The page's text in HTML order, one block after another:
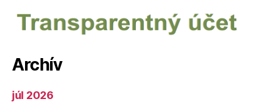
Archív
júl 2026